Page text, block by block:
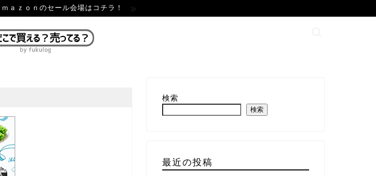
ｍａｚｏｎのセール会場はコチラ！
検索
検索
最近の投稿